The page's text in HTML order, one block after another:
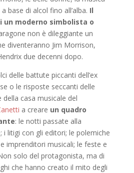
base di alcol fino all’alba. Il
moderno simbolista o
non è dileggiante un
diventeranno Jim Morrison,
due decenni dopo.
delle battute piccanti dell’ex
o le risposte seccanti delle
casa musicale del
a creare un quadro
: le notti passate alla
i litigi con gli editori; le polemiche
imprenditori musicali; le feste e
solo del protagonista, ma di
che hanno creato il mito degli